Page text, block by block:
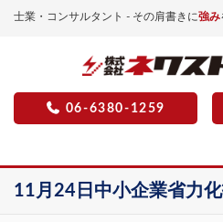
士業・コンサルタント - その肩書きに強み
06-6380-1259
11月24日中小企業省力